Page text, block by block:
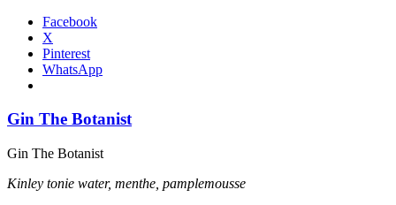
Facebook
X
Pinterest
WhatsApp
Gin The Botanist
Gin The Botanist
Kinley tonie water, menthe, pamplemousse